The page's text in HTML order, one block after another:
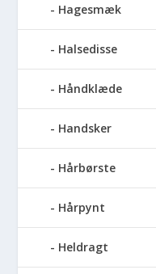
Hagesmæk
Halsedisse
Håndklæde
Handsker
Hårbørste
Hårpynt
Heldragt